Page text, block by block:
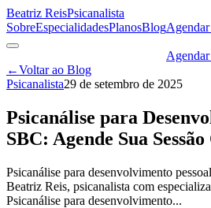
Beatriz ReisPsicanalista
SobreEspecialidadesPlanosBlogAgendar
Agendar
←Voltar ao Blog
Psicanalista29 de setembro de 2025
Psicanálise para
SBC: Agende Sua
Psicanálise para desenvolvimento
Beatriz Reis, psicanalista com
Psicanálise para desenvolvimento...